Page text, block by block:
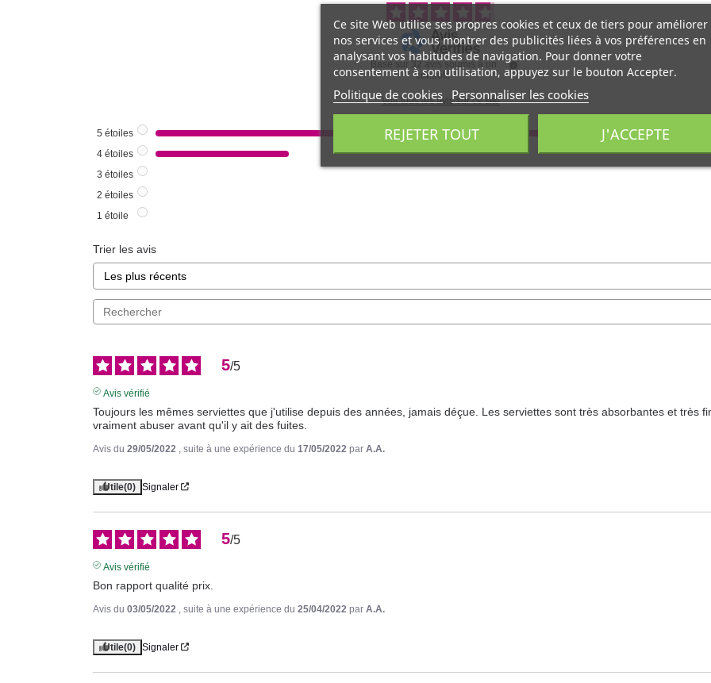
Basé sur
avis soumis à un
contrôle
Voir tous les avis sur ce site
5 étoiles
4 étoiles
3 étoiles
2 étoiles
1 étoile
Trier les avis
5/5
Avis vérifié
Toujours les mêmes serviettes que j'utilise depuis des années, jamais déçue. Les serviettes sont très absorbantes et très
vraiment abuser avant qu'il y ait des fuites.
Avis du 29/05/2022 , suite à une expérience du 17/05/2022 par A.A.
Utile(0) Signaler
5/5
Avis vérifié
Bon rapport qualité prix.
Avis du 03/05/2022 , suite à une expérience du 25/04/2022 par A.A.
Utile(0) Signaler
Ce site Web utilise ses propres cookies et ceux de tiers pour améliorer
nos services et vous montrer des publicités liées à vos préférences en
analysant vos habitudes de navigation. Pour donner votre
consentement à son utilisation, appuyez sur le bouton Accepter.
Politique de cookies Personnaliser les cookies
REJETER TOUT J'ACCEPTE